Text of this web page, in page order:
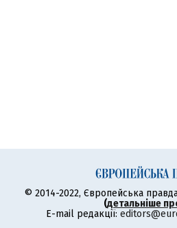
© 2014-2022, Європейська
(детальніше
E-mail редакції: